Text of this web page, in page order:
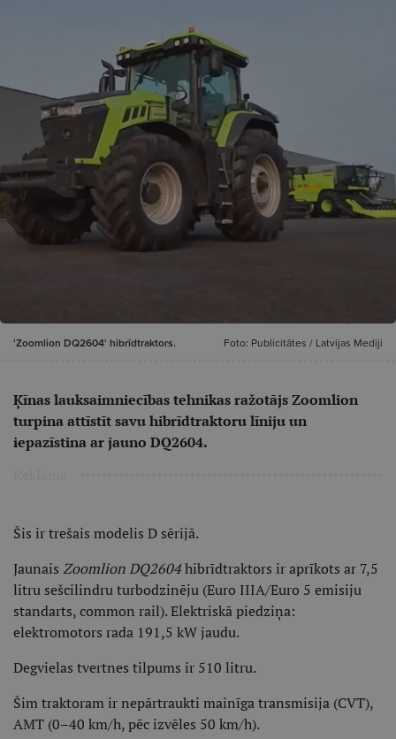
'Zoomlion DQ2604' hibrīdtraktors. Foto: Publicitātes / Latvijas Mediji
Ķīnas lauksaimniecības tehnikas ražotājs Zoomlion
turpina attīstīt savu hibrīdtraktoru līniju un
iepazīstina ar jauno DQ2604.
Šis ir trešais modelis D sērijā.
Jaunais Zoomlion DQ2604hibrīdtraktors ir aprīkots ar 7,5
litru sešcilindru turbodzinēju (Euro IIIA/Euro 5 emisiju
standarts, common rail). Elektriskā piedziņa:
elektromotors rada 191,5 kW jaudu.
Degvielas tvertnes tilpums ir 510 litru.
Šim traktoram ir nepārtraukti mainīga transmisija (CVT),
AMT (0–40 km/h, pēc izvēles 50 km/h).